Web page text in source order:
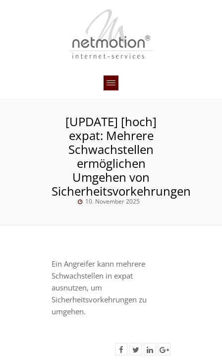
[UPDATE] [hoch]
expat: Mehrere
Schwachstellen
ermöglichen
Umgehen von
Sicherheitsvorkehrungen
10. November 2025
Ein Angreifer kann mehrere
Schwachstellen in expat
ausnutzen, um
Sicherheitsvorkehrungen zu
umgehen.